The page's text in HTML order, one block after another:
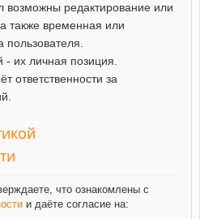
возможны редактирование или
также временная или
пользователя.
- их личная позиция.
ответственности за
что ознакомлены с
и даёте согласие на: